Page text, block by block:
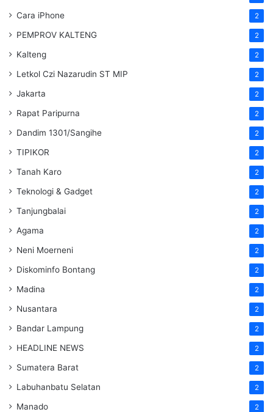
Cara iPhone 2
PEMPROV KALTENG 2
Kalteng 2
Letkol Czi Nazarudin ST MIP 2
Jakarta 2
Rapat Paripurna 2
Dandim 1301/Sangihe 2
TIPIKOR 2
Tanah Karo 2
Teknologi & Gadget 2
Tanjungbalai 2
Agama 2
Neni Moerneni 2
Diskominfo Bontang 2
Madina 2
Nusantara 2
Bandar Lampung 2
HEADLINE NEWS 2
Sumatera Barat 2
Labuhanbatu Selatan 2
Manado 2